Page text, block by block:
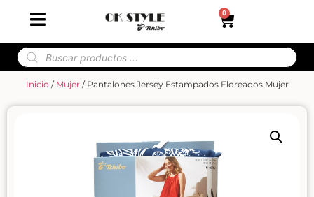
0
Inicio / Mujer/ Pantalones Jersey Estampados Floreados Mujer